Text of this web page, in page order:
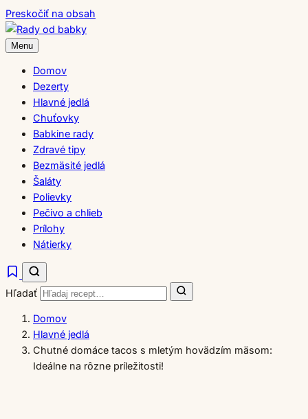
Preskočiť na obsah
Menu
Domov
Dezerty
Hlavné jedlá
Chuťovky
Babkine rady
Zdravé tipy
Bezmäsité jedlá
Šaláty
Polievky
Pečivo a chlieb
Prílohy
Nátierky
Hľadať
Domov
Hlavné jedlá
Chutné domáce tacos s mletým hovädzím mäsom:
Ideálne na rôzne príležitosti!